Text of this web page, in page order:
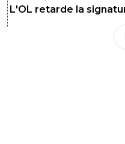
L'OL retarde la